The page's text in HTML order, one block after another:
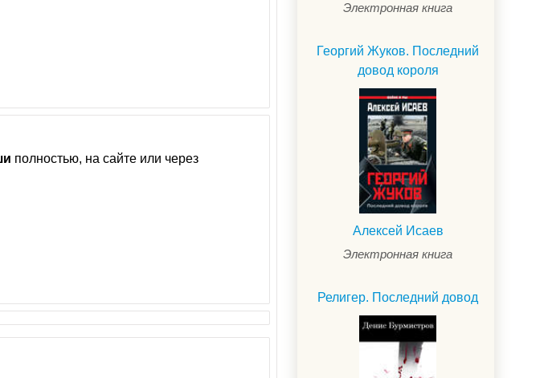
полностью, на сайте или через
Электронная книга
Георгий Жуков. Последний
довод короля
Алексей Исаев
Электронная книга
Религер. Последний довод